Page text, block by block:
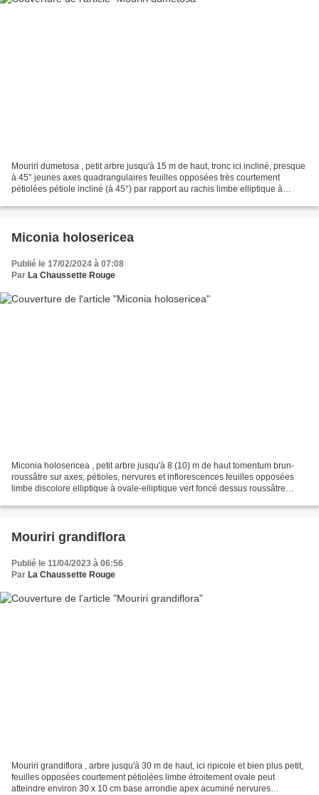
Mouriri dumetosa , petit arbre jusqu'à 15 m de haut, tronc ici incliné, presque
à 45° jeunes axes quadrangulaires feuilles opposées très courtement
pétiolées pétiole incliné (à 45°) par rapport au rachis limbe elliptique à
Miconia holosericea
Publié le 17/02/2024 à 07:08
Par La Chaussette Rouge
Miconia holosericea , petit arbre jusqu'à 8 (10) m de haut tomentum brun-
roussâtre sur axes, pétioles, nervures et inflorescences feuilles opposées
limbe discolore elliptique à ovale-elliptique vert foncé dessus roussâtre
Mouriri grandiflora
Publié le 11/04/2023 à 06:56
Par La Chaussette Rouge
Mouriri grandiflora , arbre jusqu'à 30 m de haut, ici ripicole et bien plus petit,
feuilles opposées courtement pétiolées limbe étroitement ovale peut
atteindre environ 30 x 10 cm base arrondie apex acuminé nervures